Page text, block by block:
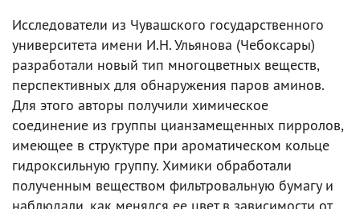
Исследователи из Чувашского государственного
университета имени И.Н. Ульянова (Чебоксары)
разработали новый тип многоцветных веществ,
перспективных для обнаружения паров аминов.
Для этого авторы получили химическое
соединение из группы цианзамещенных пирролов,
имеющее в структуре при ароматическом кольце
гидроксильную группу. Химики обработали
полученным веществом фильтровальную бумагу и
наблюдали, как менялся ее цвет в зависимости от